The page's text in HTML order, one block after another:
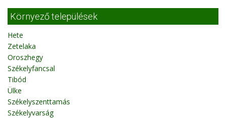
Környező települések
Hete
Zetelaka
Oroszhegy
Székelyfancsal
Tibód
Ülke
Székelyszenttamás
Székelyvarság